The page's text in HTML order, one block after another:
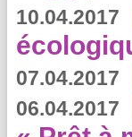
10.04.2017
07.04.2017
06.04.2017